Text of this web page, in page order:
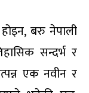
बरु नेपाली
सन्दर्भ र
एक नवीन र